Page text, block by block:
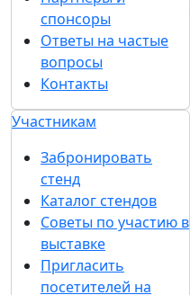
спонсоры
Ответы на частые
вопросы
Контакты
Участникам
Забронировать
стенд
Каталог стендов
Советы по участию в
выставке
Пригласить
посетителей на